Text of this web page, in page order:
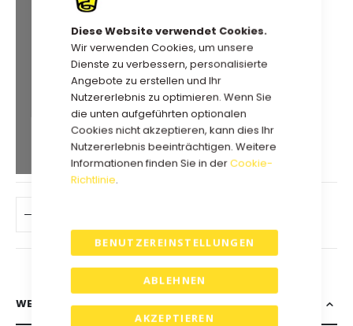
Diese Website verwendet Cookies.
Wir verwenden Cookies, um unsere
Dienste zu verbessern, personalisierte
Angebote zu erstellen und Ihr
Nutzererlebnis zu optimieren. Wenn Sie
die unten aufgeführten optionalen
Cookies nicht akzeptieren, kann dies Ihr
Nutzererlebnis beeinträchtigen. Weitere
Informationen finden Sie in derCookie-
Richtlinie.
AKZEPTIEREN
BENUTZEREINSTELLUNGEN
ABLEHNEN
Extra Mengenrabatt
Kauf 2 für75,05 €jeweils und
5%
Kauf 5 für72,68 €jeweils und
8%
Kauf 10 für71,10 €jeweils und
10%
WEITERE INFORMATIONEN